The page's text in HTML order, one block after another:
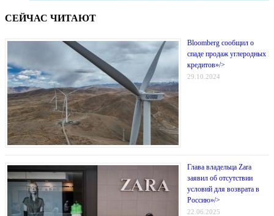
СЕЙЧАС ЧИТАЮТ
Bloomberg сообщил о
спаде продаж углеродных
кредитов»/>
29.10.2024
Глава владельца Zara
заявил об отсутствии
условий для возврата в
Россию»/>
22.06.2025